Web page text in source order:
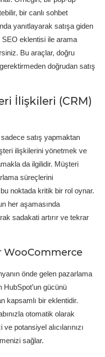
bir canlı sohbet
yanıtlayarak satışa giden
SEO eklentisi ile arama
Bu araçlar, doğru
doğrudan satış
İlişkileri (CRM)
satış yapmaktan
ilişkilerini yönetmek ve
da ilgilidir. Müşteri
süreçlerini
noktada kritik bir rol oynar.
her aşamasında
sadakati artırır ve tekrar
WooCommerce
önde gelen pazarlama
HubSpot’un gücünü
kapsamlı bir eklentidir.
otomatik olarak
potansiyel alıcılarınızı
sağlar.